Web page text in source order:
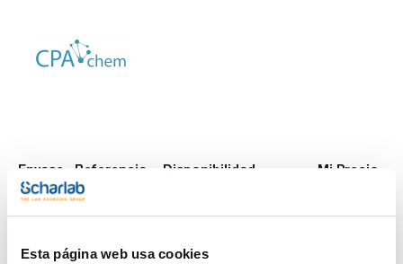
Esta página web usa cookies
Envase Referencia Disponibilidad Mi Precio
x1mL CPAF234224
disponibilidad
Comprar